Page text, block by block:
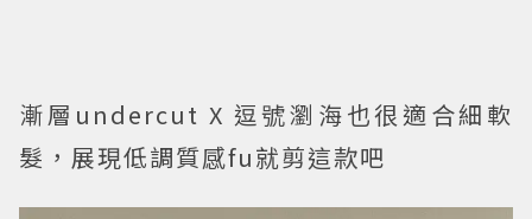
漸層undercut X 逗號瀏海也很適合細軟
髮，展現低調質感fu就剪這款吧